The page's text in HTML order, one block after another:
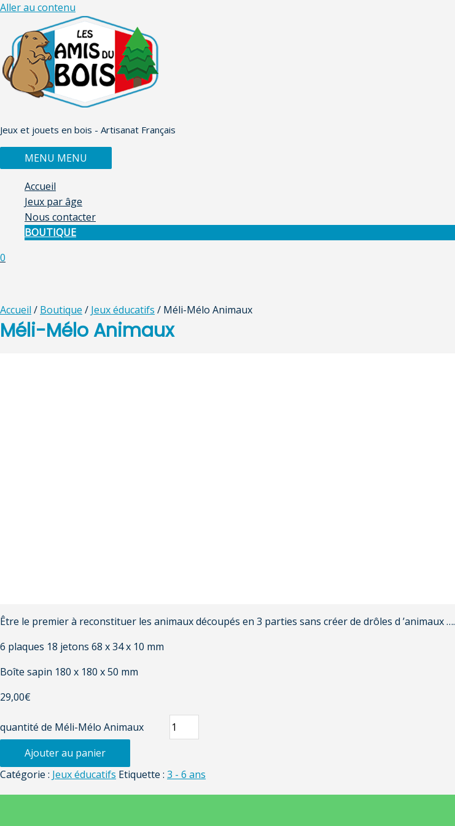
Aller au contenu
Jeux et jouets en bois - Artisanat Français
MENU MENU
Accueil
Jeux par âge
Nous contacter
BOUTIQUE
0
Accueil / Boutique / Jeux éducatifs / Méli-Mélo Animaux
Méli-Mélo Animaux
Être le premier à reconstituer les animaux découpés en 3 parties sans créer de drôles d ’animaux ….
6 plaques 18 jetons 68 x 34 x 10 mm
Boîte sapin 180 x 180 x 50 mm
29,00€
quantité de Méli-Mélo Animaux
Ajouter au panier
Catégorie : Jeux éducatifs Etiquette : 3 - 6 ans